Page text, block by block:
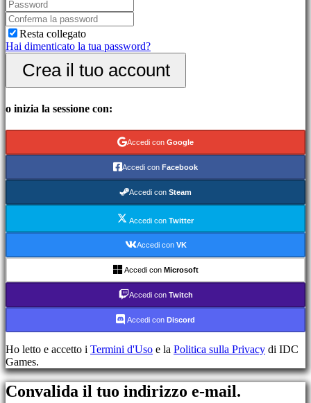
picchiaduro
Demo
Community
Eventi
gioco
Media
Forum
Gifts
Plays
FAQ
Registrati
Hai
dimenticato
la
tua
Resta collegato
Hai dimenticato la tua password?
Crea il tuo account
o inizia la sessione con:
Accedi con Google
Accedi con Facebook
Accedi con Steam
Accedi conTwitter
Accedi con VK
Accedi con Microsoft
Accedi con Twitch
Accedi con Discord
Ho letto e accetto i Termini d'Uso e la Politica sulla Privacy di IDC
Games.
Convalida il tuo indirizzo e-mail.